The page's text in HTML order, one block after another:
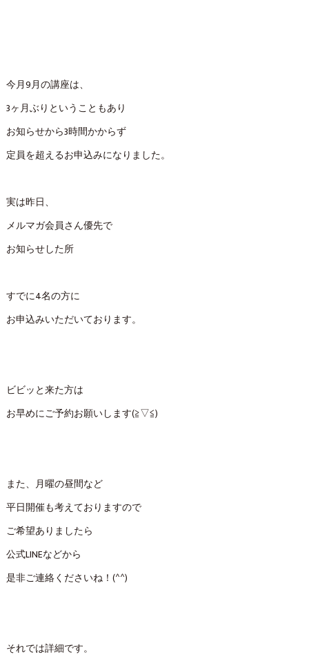
今月9月の講座は、
3ヶ月ぶりということもあり
お知らせから3時間かからず
定員を超えるお申込みになりました。
実は昨日、
メルマガ会員さん優先で
お知らせした所
すでに4名の方に
お申込みいただいております。
ビビッと来た方は
お早めにご予約お願いします(≧▽≦)
また、月曜の昼間など
平日開催も考えておりますので
ご希望ありましたら
公式LINEなどから
是非ご連絡くださいね！(^^)
それでは詳細です。